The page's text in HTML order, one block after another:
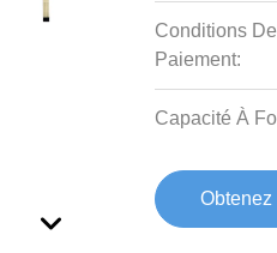
Conditions De
Paiement:
Capacité À